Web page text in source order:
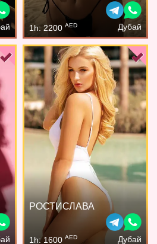
1h: 2200AED Дубай
РОСТИСЛАВА
1h: 1600AED Дубай